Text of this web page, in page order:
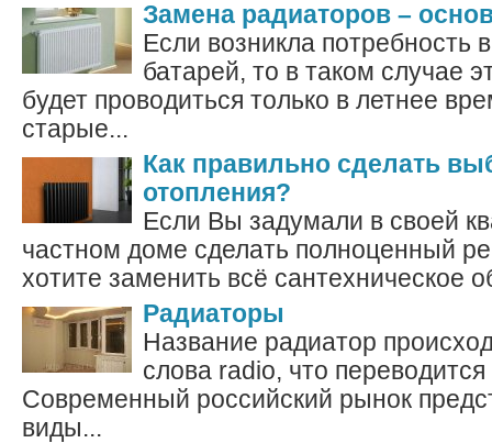
Замена радиаторов –
Если возникла потребность
батарей, то в таком случае
будет проводиться только в летнее
старые...
Как правильно сделать
отопления?
Если Вы задумали в своей
частном доме сделать полноценный
хотите заменить всё сантехническое
Радиаторы
Название радиатор
слова radio, что
Современный российский рынок
виды...